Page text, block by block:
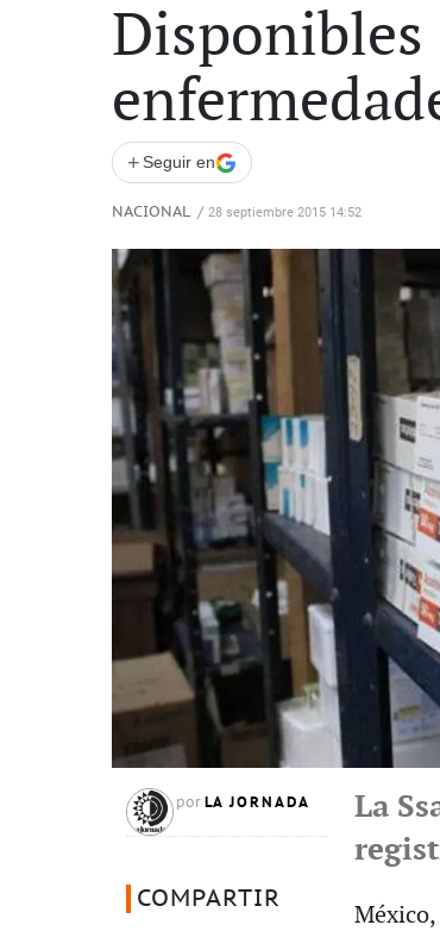
Disponibles
+ Seguir en
NACIONAL / 28 septiembre 2015 14:52
por LA JORNADA
COMPARTIR
La